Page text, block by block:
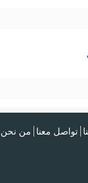
تواصل معنا من نحن